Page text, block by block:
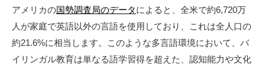
アメリカの国勢調査局のデータによると、全米で約6,720万
人が家庭で英語以外の言語を使用しており、これは全人口の
約21.6%に相当します。このような多言語環境において、バ
イリンガル教育は単なる語学習得を超えた、認知能力や文化